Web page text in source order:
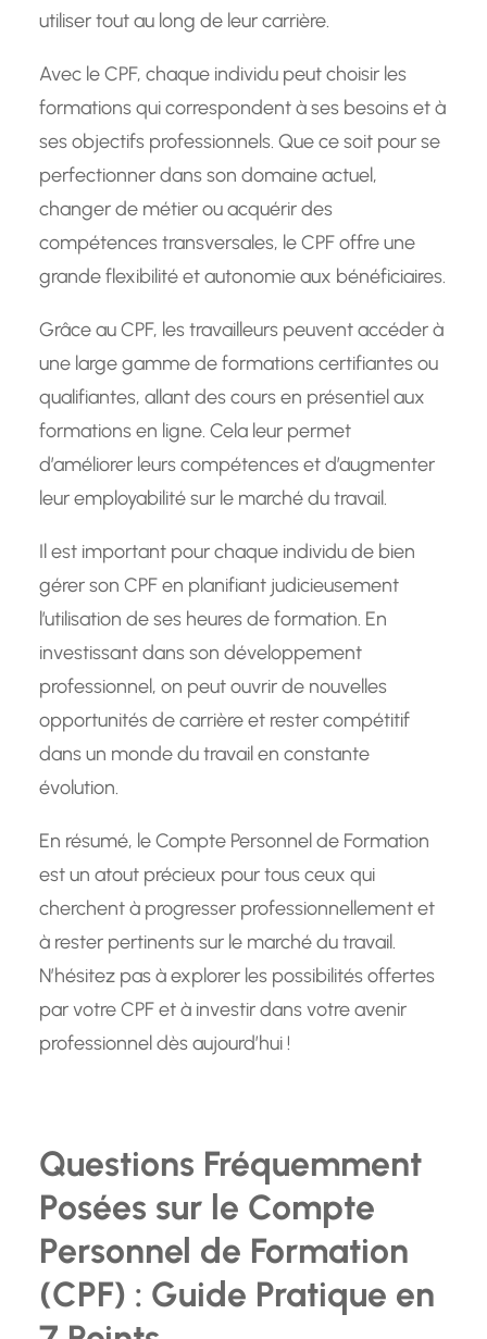
utiliser tout au long de leur carrière.
Avec le CPF, chaque individu peut choisir les
formations qui correspondent à ses besoins et à
ses objectifs professionnels. Que ce soit pour se
perfectionner dans son domaine actuel,
changer de métier ou acquérir des
compétences transversales, le CPF offre une
grande flexibilité et autonomie aux bénéficiaires.
Grâce au CPF, les travailleurs peuvent accéder à
une large gamme de formations certifiantes ou
qualifiantes, allant des cours en présentiel aux
formations en ligne. Cela leur permet
d’améliorer leurs compétences et d’augmenter
leur employabilité sur le marché du travail.
Il est important pour chaque individu de bien
gérer son CPF en planifiant judicieusement
l’utilisation de ses heures de formation. En
investissant dans son développement
professionnel, on peut ouvrir de nouvelles
opportunités de carrière et rester compétitif
dans un monde du travail en constante
évolution.
En résumé, le Compte Personnel de Formation
est un atout précieux pour tous ceux qui
cherchent à progresser professionnellement et
à rester pertinents sur le marché du travail.
N’hésitez pas à explorer les possibilités offertes
par votre CPF et à investir dans votre avenir
professionnel dès aujourd’hui !
Questions Fréquemment
Posées sur le Compte
Personnel de Formation
(CPF) : Guide Pratique en